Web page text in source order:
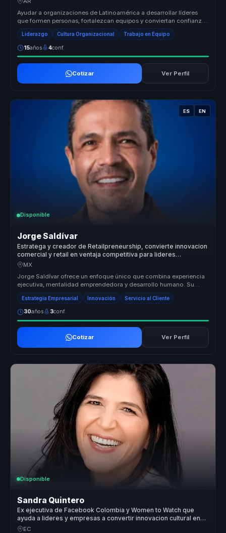
Ayudar a organizaciones de Latinoamérica a desarrollar líderes
que formen personas, fortalezcan equipos y conviertan confianza,
autonomía...
Liderazgo Cultura Organizacional Trabajo en Equipo
15años 4conf.
Cotizar Ver Perfil
ES EN
Disponible
Jorge Saldívar
Estratega y creador de Retailpreneurship, convierte innovacion
comercial y retail en ventaja competitiva para lideres
empresariales.
MX
Jorge Saldívar ofrece un enfoque único que combina experiencia
ejecutiva, mentalidad emprendedora y desarrollo humano. Su
metodología Ret...
Estrategia Empresarial Innovación Servicio al Cliente
30años 3conf.
Cotizar Ver Perfil
Disponible
Sandra Quintero
Ex ejecutiva de Facebook Colombia y Women to Watch que
ayuda a lideres y empresas a convertir innovacion cultural en
crecimiento, liderazgo y transformacion.
EC